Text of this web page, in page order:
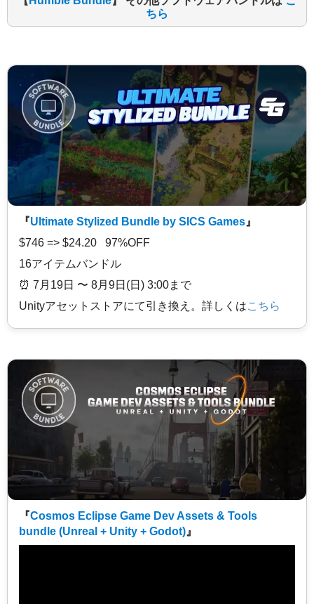
ちら
『Ultimate Stylized Bundle by SICS Games 』
$746 => $24.20 97%OFF
16アイテムバンドル
⏰️ 7月19日 〜 8月9日(日) 3:00まで
Unityアセットストアにて引き換え。詳しくはこちら
『Cosmos Eclipse Game Dev Assets & Tools
bundle (Unreal + Unity + Godot) 』